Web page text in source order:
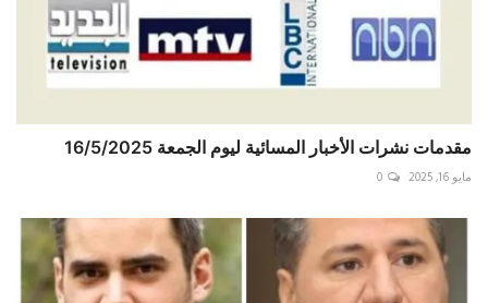
مقدمات نشرات الأخبار المسائية ليوم الجمعة 16/5/2025
مايو 16, 2025 0